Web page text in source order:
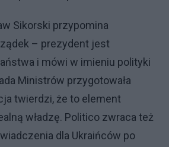
Sikorski przypomina
– prezydent jest
i mówi w imieniu polityki
Ministrów przygotowała
twierdzi, że to element
władzę. Politico zwraca też
dla Ukraińców po